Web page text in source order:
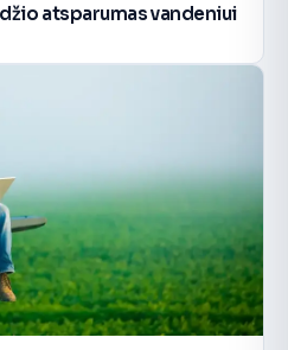
atsparumas vandeniui